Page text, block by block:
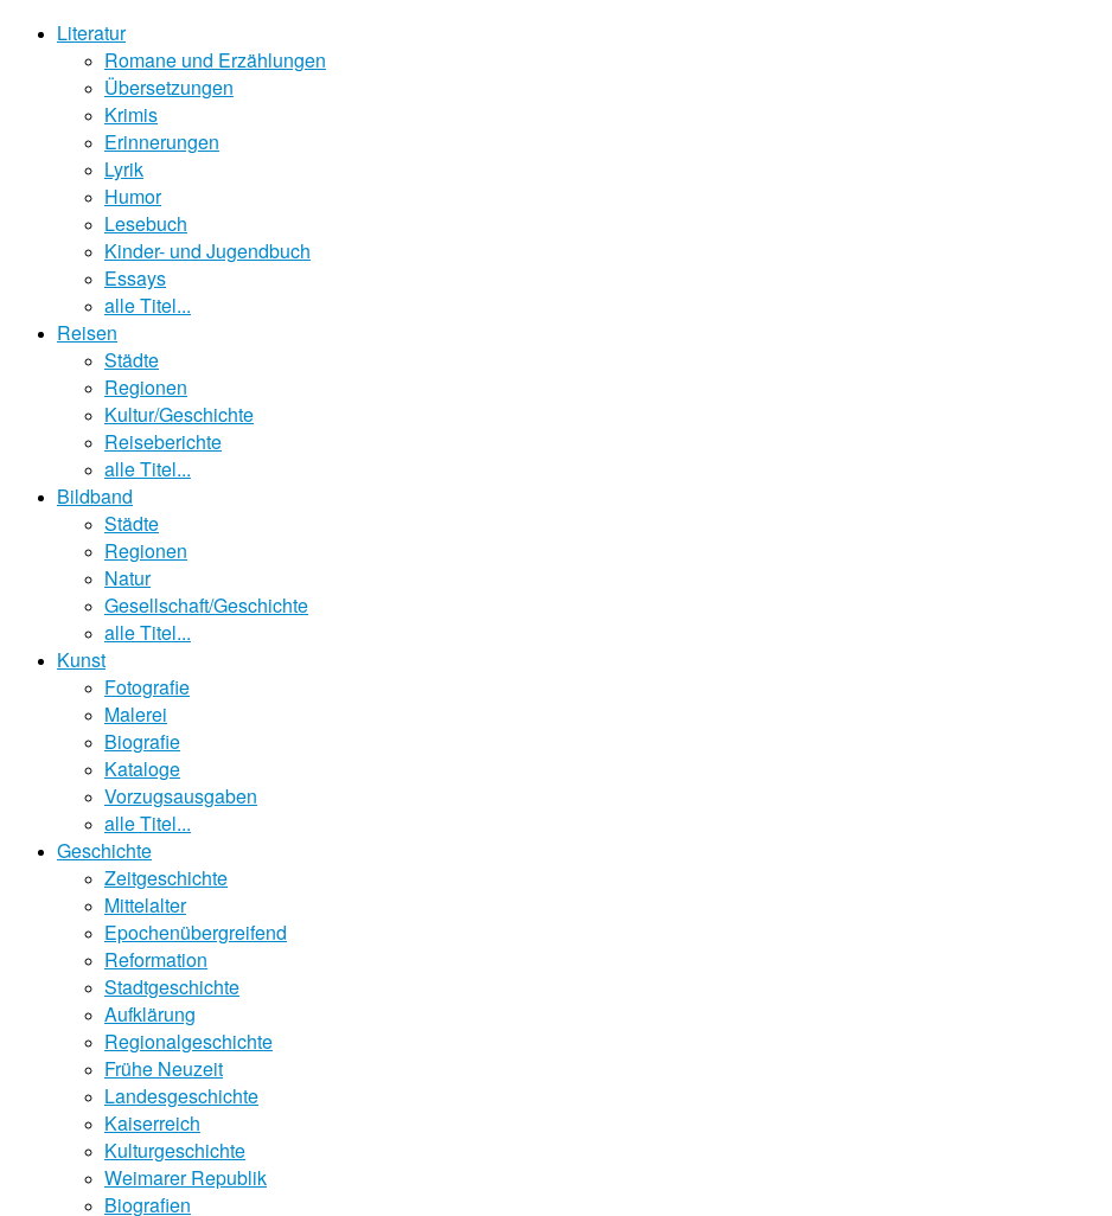
Literatur
Romane und Erzählungen
Übersetzungen
Krimis
Erinnerungen
Lyrik
Humor
Lesebuch
Kinder- und Jugendbuch
Essays
alle Titel...
Reisen
Städte
Regionen
Kultur/Geschichte
Reiseberichte
alle Titel...
Bildband
Städte
Regionen
Natur
Gesellschaft/Geschichte
alle Titel...
Kunst
Fotografie
Malerei
Biografie
Kataloge
Vorzugsausgaben
alle Titel...
Geschichte
Zeitgeschichte
Mittelalter
Epochenübergreifend
Reformation
Stadtgeschichte
Aufklärung
Regionalgeschichte
Frühe Neuzeit
Landesgeschichte
Kaiserreich
Kulturgeschichte
Weimarer Republik
Biografien